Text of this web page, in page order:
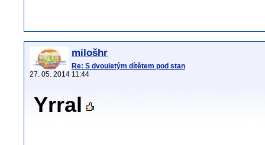
milošhr
Re: S dvouletým dítětem pod stan
27. 05. 2014 11:44
Yrral